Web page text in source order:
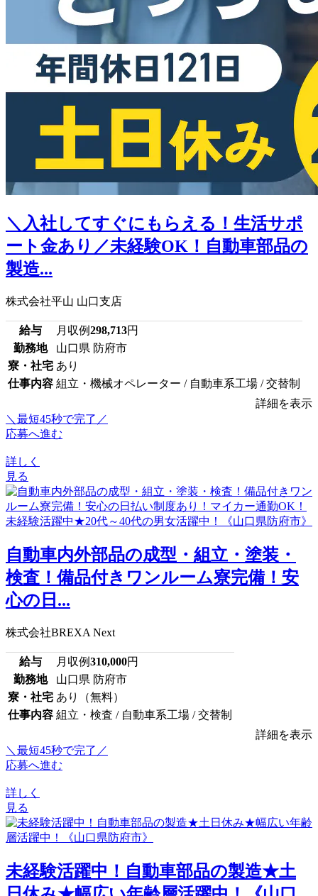
＼入社してすぐにもらえる！生活サポ
ート金あり／未経験OK！自動車部品の
製造...
株式会社平山 山口支店
給与 月収例298,713円
勤務地
山口県 防府市
寮・社宅 あり
仕事内容 組立・機械オペレーター / 自動車系工場 / 交替制
詳細を表示
＼最短45秒で完了／
応募へ進む
詳しく
見る
自動車内外部品の成型・組立・塗装・
検査！備品付きワンルーム寮完備！安
心の日...
株式会社BREXA Next
給与 月収例310,000円
勤務地
山口県 防府市
寮・社宅 あり（無料）
仕事内容 組立・検査 / 自動車系工場 / 交替制
詳細を表示
＼最短45秒で完了／
応募へ進む
詳しく
見る
未経験活躍中！自動車部品の製造★土